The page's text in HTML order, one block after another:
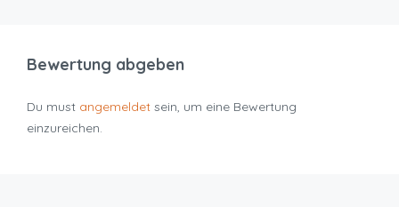
Bewertung abgeben
Du must angemeldet sein, um eine Bewertung
einzureichen.